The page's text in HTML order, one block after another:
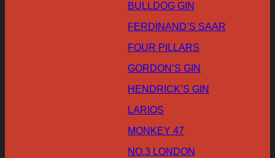
BULLDOG GIN
FERDINAND’S SAAR
FOUR PILLARS
GORDON’S GIN
HENDRICK’S GIN
LARIOS
MONKEY 47
NO.3 LONDON